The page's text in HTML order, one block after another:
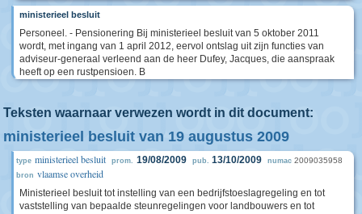
ministerieel besluit
Personeel. - Pensionering Bij ministerieel besluit van 5 oktober 2011
wordt, met ingang van 1 april 2012, eervol ontslag uit zijn functies van
adviseur-generaal verleend aan de heer Dufey, Jacques, die aanspraak
heeft op een rustpensioen. B
Teksten waarnaar verwezen wordt in dit document:
ministerieel besluit van 19 augustus 2009
type ministerieel besluit prom. 19/08/2009 pub. 13/10/2009 numac 2009035958
bron vlaamse overheid
Ministerieel besluit tot instelling van een bedrijfstoeslagregeling en tot
vaststelling van bepaalde steunregelingen voor landbouwers en tot